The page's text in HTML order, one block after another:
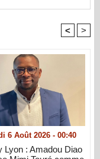
< >
6 Août 2026 - 00:40
Lyon : Amadou Diao